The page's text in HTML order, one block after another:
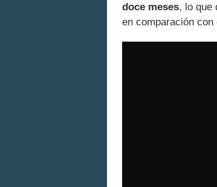
doce meses, lo que
en comparación con